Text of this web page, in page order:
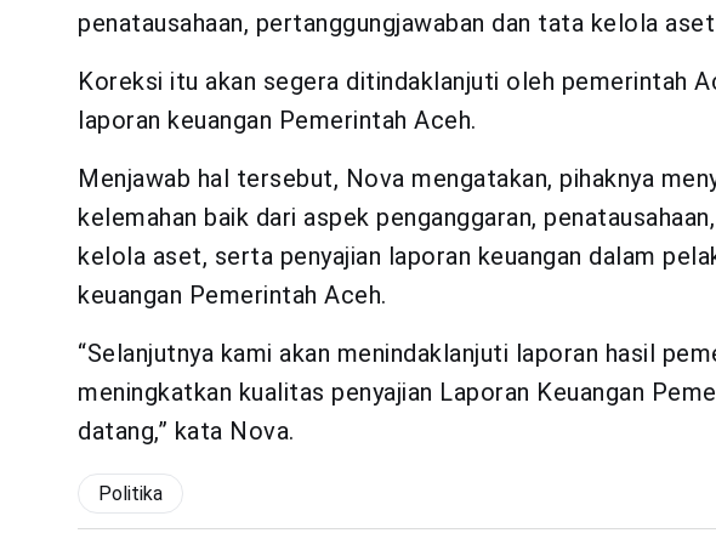
penatausahaan, pertanggungjawaban dan tata kelola
Koreksi itu akan segera ditindaklanjuti oleh pemerintah
laporan keuangan Pemerintah Aceh.
Menjawab hal tersebut, Nova mengatakan, pihaknya
kelemahan baik dari aspek penganggaran,
kelola aset, serta penyajian laporan keuangan dalam
keuangan Pemerintah Aceh.
“Selanjutnya kami akan menindaklanjuti laporan hasil
meningkatkan kualitas penyajian Laporan Keuangan
datang,” kata Nova.
Politika